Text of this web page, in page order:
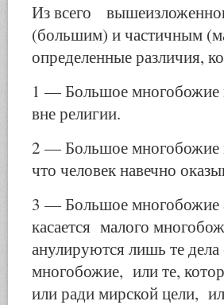
Из всего
(большим) и частичным
определенные различия,
1 — Большое многобожие
вне религии.
2 — Большое многобожие
что человек навечно
3 — Большое многобожие
касается малого
анулируются лишь те
многобожие, или те,
или ради мирской цели,